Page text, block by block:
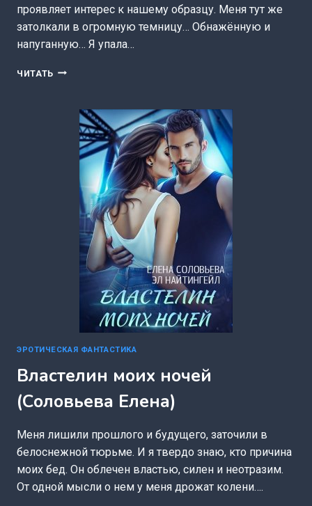
проявляет интерес к нашему образцу. Меня тут же
затолкали в огромную темницу… Обнажённую и
напуганную… Я упала…
ЧИТАТЬ ДНК
ДИКАРЯ.
(КРИСТИНА
ЖИГЛАТА)
ЭРОТИЧЕСКАЯ ФАНТАСТИКА
Властелин моих ночей
(Соловьева Елена)
Меня лишили прошлого и будущего, заточили в
белоснежной тюрьме. И я твердо знаю, кто причина
моих бед. Он облечен властью, силен и неотразим.
От одной мысли о нем у меня дрожат колени….